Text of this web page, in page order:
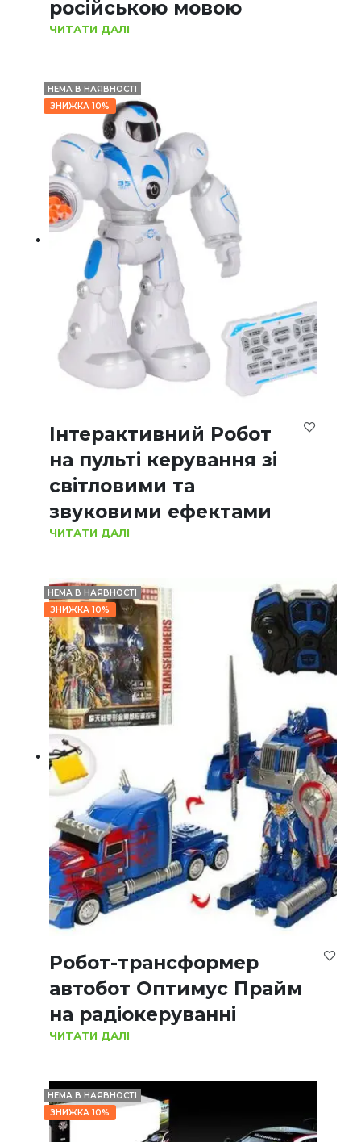
російською мовою
ЧИТАТИ ДАЛІ
НЕМА В НАЯВНОСТІ
ЗНИЖКА 10%
Інтерактивний Робот
на пульті керування зі
світловими та
звуковими ефектами
ЧИТАТИ ДАЛІ
НЕМА В НАЯВНОСТІ
ЗНИЖКА 10%
Робот-трансформер
автобот Оптимус Прайм
на радіокеруванні
ЧИТАТИ ДАЛІ
НЕМА В НАЯВНОСТІ
ЗНИЖКА 10%